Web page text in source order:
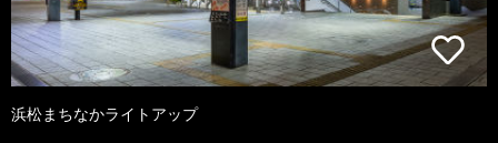
浜松まちなかライトアップ